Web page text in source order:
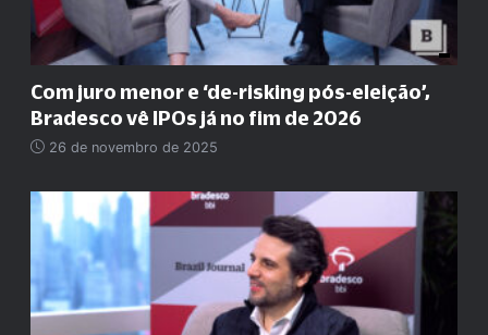
Com juro menor e ‘de-risking pós-eleição’,
Bradesco vê IPOs já no fim de 2026
26 de novembro de 2025